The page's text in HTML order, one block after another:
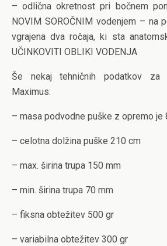
– odlična okretnost pri bočnem
NOVIM SOROČNIM vodenjem – na
vgrajena dva ročaja, ki sta
UČINKOVITI OBLIKI VODENJA
Še nekaj tehničnih podatkov za
Maximus:
– masa podvodne puške z opremo je
– celotna dolžina puške 210 cm
– max. širina trupa 150 mm
– min. širina trupa 70 mm
– fiksna obtežitev 500 gr
– variabilna obtežitev 300 gr